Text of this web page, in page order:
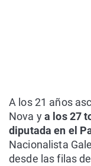
A los 21 años
Nova ya los 27
diputada en el
Nacionalista
desde las filas